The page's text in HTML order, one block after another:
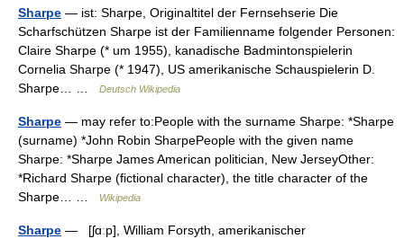
Sharpe — ist: Sharpe, Originaltitel der Fernsehserie Die
Scharfschützen Sharpe ist der Familienname folgender Personen:
Claire Sharpe (* um 1955), kanadische Badmintonspielerin
Cornelia Sharpe (* 1947), US amerikanische Schauspielerin D.
Sharpe… …
Deutsch Wikipedia
Sharpe — may refer to:People with the surname Sharpe: *Sharpe
(surname) *John Robin SharpePeople with the given name
Sharpe: *Sharpe James American politician, New JerseyOther:
*Richard Sharpe (fictional character), the title character of the
Sharpe… …
Wikipedia
Sharpe — [ʃɑːp], William Forsyth, amerikanischer